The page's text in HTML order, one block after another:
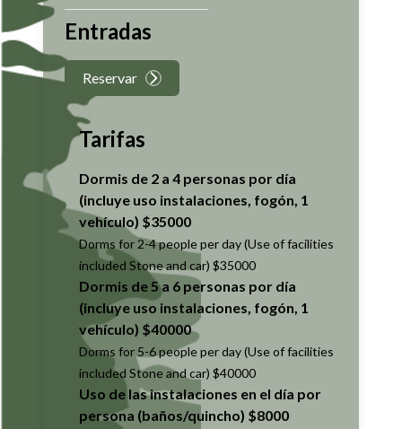
Entradas
Reservar
Tarifas
Dormis de 2 a 4 personas por día
(incluye uso instalaciones, fogón, 1
vehículo) $35000
Dorms for 2-4 people per day (Use of facilities
included Stone and car) $35000
Dormis de 5 a 6 personas por día
(incluye uso instalaciones, fogón, 1
vehículo) $40000
Dorms for 5-6 people per day (Use of facilities
included Stone and car) $40000
Uso de las instalaciones en el día por
persona (baños/quincho) $8000